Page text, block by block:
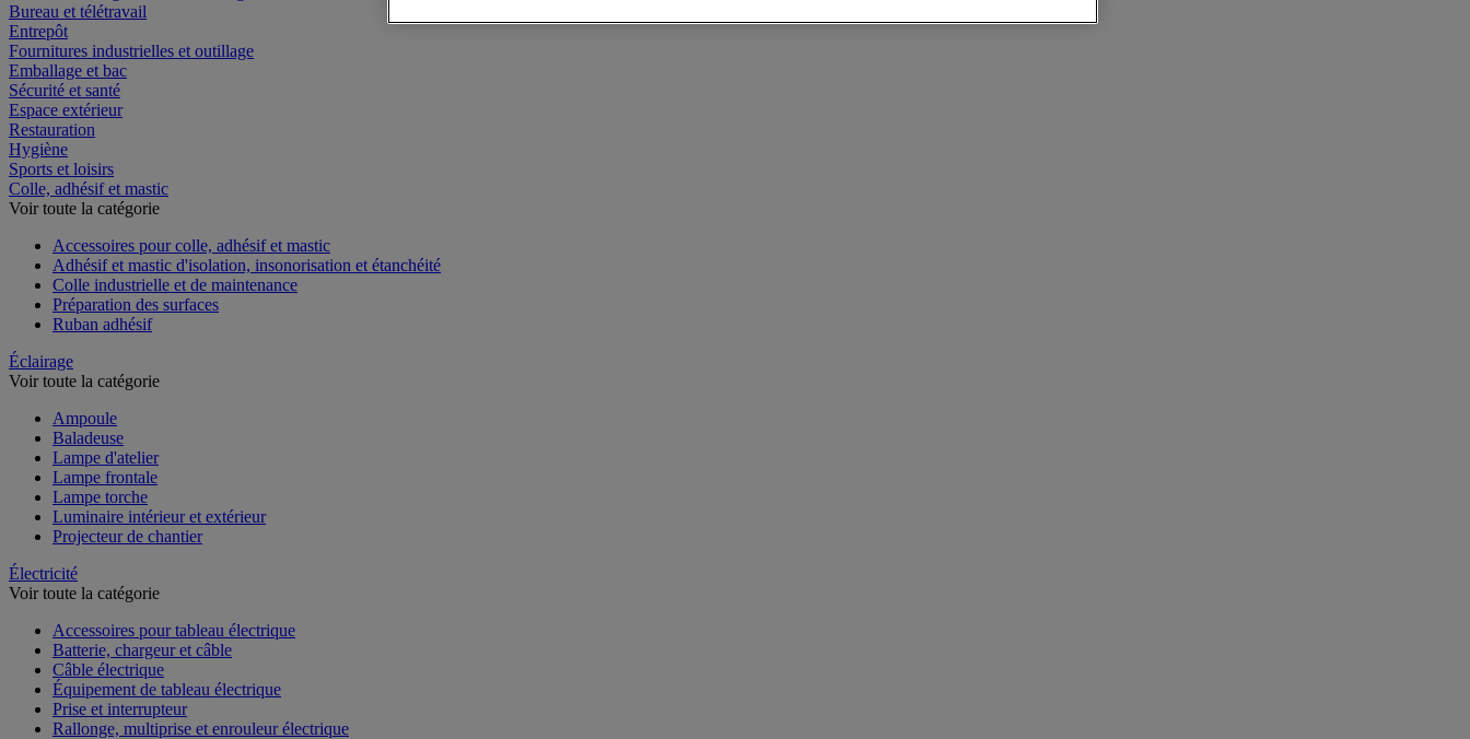
Bureau et télétravail
Entrepôt
Fournitures industrielles et outillage
Emballage et bac
Sécurité et santé
Espace extérieur
Restauration
Hygiène
Sports et loisirs
Colle, adhésif et mastic
Voir toute la catégorie
Accessoires pour colle, adhésif et mastic
Adhésif et mastic d'isolation, insonorisation et étanchéité
Colle industrielle et de maintenance
Préparation des surfaces
Ruban adhésif
Éclairage
Voir toute la catégorie
Ampoule
Baladeuse
Lampe d'atelier
Lampe frontale
Lampe torche
Luminaire intérieur et extérieur
Projecteur de chantier
Électricité
Voir toute la catégorie
Accessoires pour tableau électrique
Batterie, chargeur et câble
Câble électrique
Équipement de tableau électrique
Prise et interrupteur
Rallonge, multiprise et enrouleur électrique